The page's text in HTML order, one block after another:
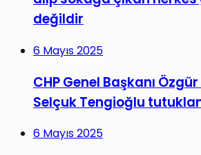
değildir
6 Mayıs 2025
CHP Genel Başkanı
Selçuk Tengioğlu
6 Mayıs 2025